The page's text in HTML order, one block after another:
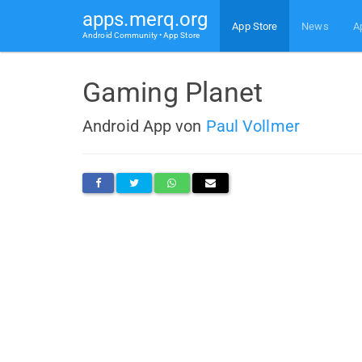
apps.merq.org
Android Community • App Store
App Store News
Gaming Planet
Android App von Paul Vollmer